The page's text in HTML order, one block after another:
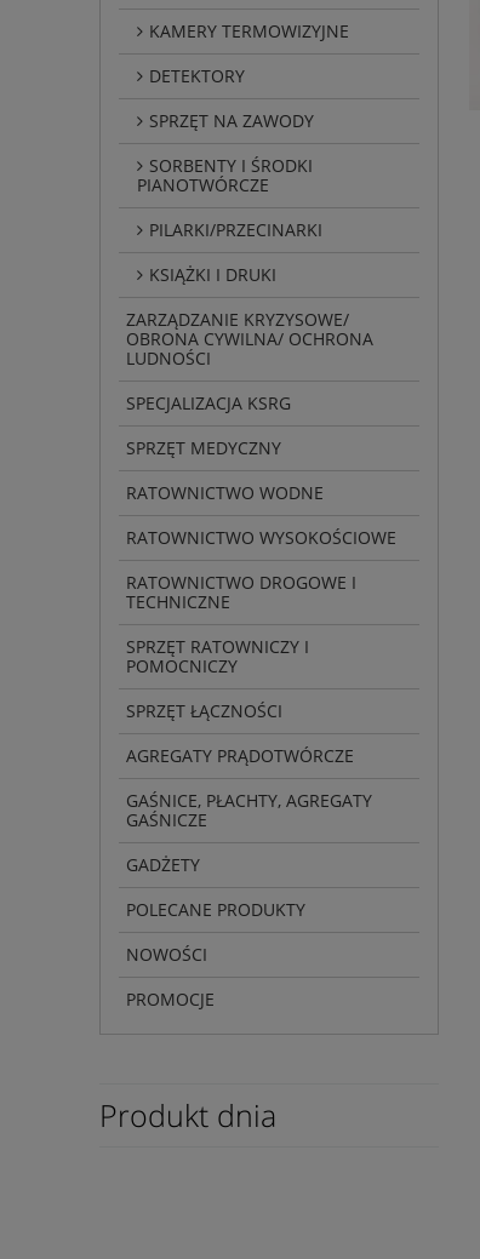
KAMERY TERMOWIZYJNE
DETEKTORY
SPRZĘT NA ZAWODY
SORBENTY I ŚRODKI
PIANOTWÓRCZE
PILARKI/PRZECINARKI
KSIĄŻKI I DRUKI
ZARZĄDZANIE KRYZYSOWE/
OBRONA CYWILNA/ OCHRONA
LUDNOŚCI
SPECJALIZACJA KSRG
SPRZĘT MEDYCZNY
RATOWNICTWO WODNE
RATOWNICTWO WYSOKOŚCIOWE
RATOWNICTWO DROGOWE I
TECHNICZNE
SPRZĘT RATOWNICZY I
POMOCNICZY
SPRZĘT ŁĄCZNOŚCI
AGREGATY PRĄDOTWÓRCZE
GAŚNICE, PŁACHTY, AGREGATY
GAŚNICZE
GADŻETY
POLECANE PRODUKTY
NOWOŚCI
PROMOCJE
Produkt dnia